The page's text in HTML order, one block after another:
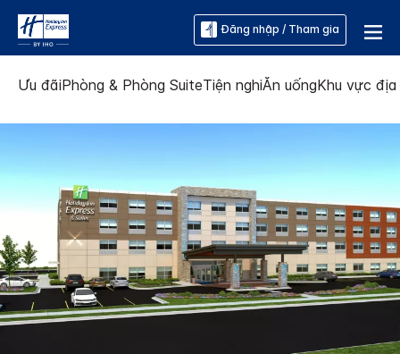
Đăng nhập / Tham gia
Ưu đãiPhòng & Phòng SuiteTiện nghiĂn uốngKhu vực